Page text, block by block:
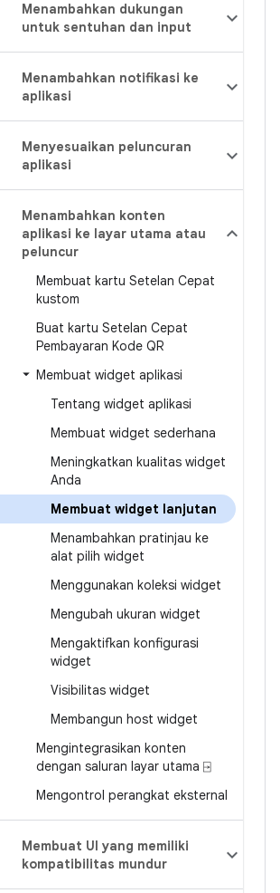
Menambahkan dukungan
untuk sentuhan dan input
Menambahkan notifikasi ke
aplikasi
Menyesuaikan peluncuran
aplikasi
Menambahkan konten
aplikasi ke layar utama atau
peluncur
Membuat kartu Setelan Cepat
kustom
Buat kartu Setelan Cepat
Pembayaran Kode QR
Membuat widget aplikasi
Tentang widget aplikasi
Membuat widget sederhana
Meningkatkan kualitas widget
Anda
Membuat widget lanjutan
Menambahkan pratinjau ke
alat pilih widget
Menggunakan koleksi widget
Mengubah ukuran widget
Mengaktifkan konfigurasi
widget
Visibilitas widget
Membangun host widget
Mengintegrasikan konten
dengan saluran layar utama ⍈
Mengontrol perangkat eksternal
Membuat UI yang memiliki
kompatibilitas mundur